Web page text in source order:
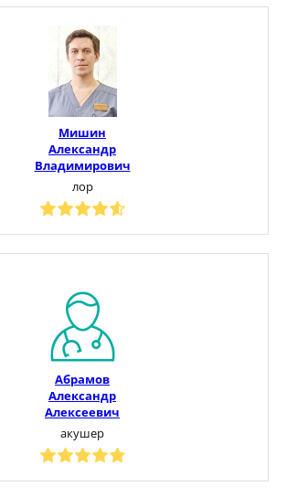
Мишин
Александр
Владимирович
лор
Абрамов
Александр
Алексеевич
акушер